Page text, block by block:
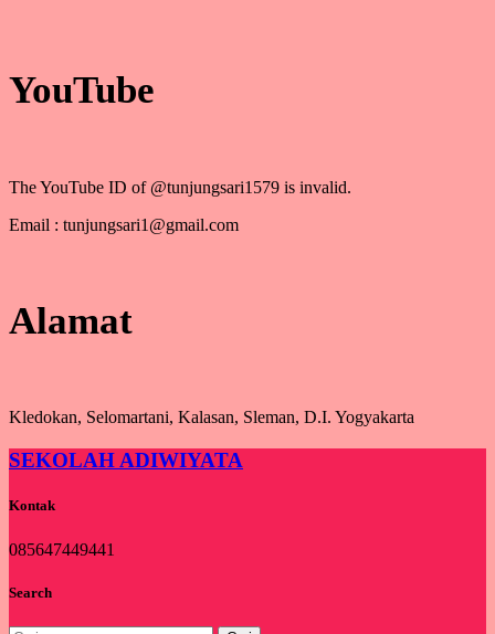
YouTube
The YouTube ID of @tunjungsari1579 is invalid.
Email : tunjungsari1@gmail.com
Alamat
Kledokan, Selomartani, Kalasan, Sleman, D.I. Yogyakarta
SEKOLAH ADIWIYATA
Kontak
085647449441
Search